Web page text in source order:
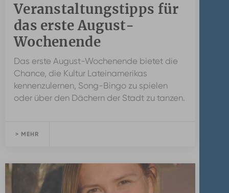
Veranstaltungstipps für
das erste August-
Wochenende
Das erste August-Wochenende bietet die
Chance, die Kultur Lateinamerikas
kennenzulernen, Song-Bingo zu spielen
oder über den Dächern der Stadt zu tanzen.
> MEHR